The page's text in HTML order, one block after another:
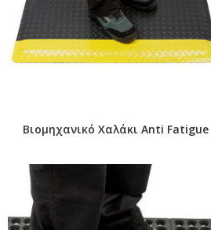
Βιομηχανικό Χαλάκι Anti Fatigue